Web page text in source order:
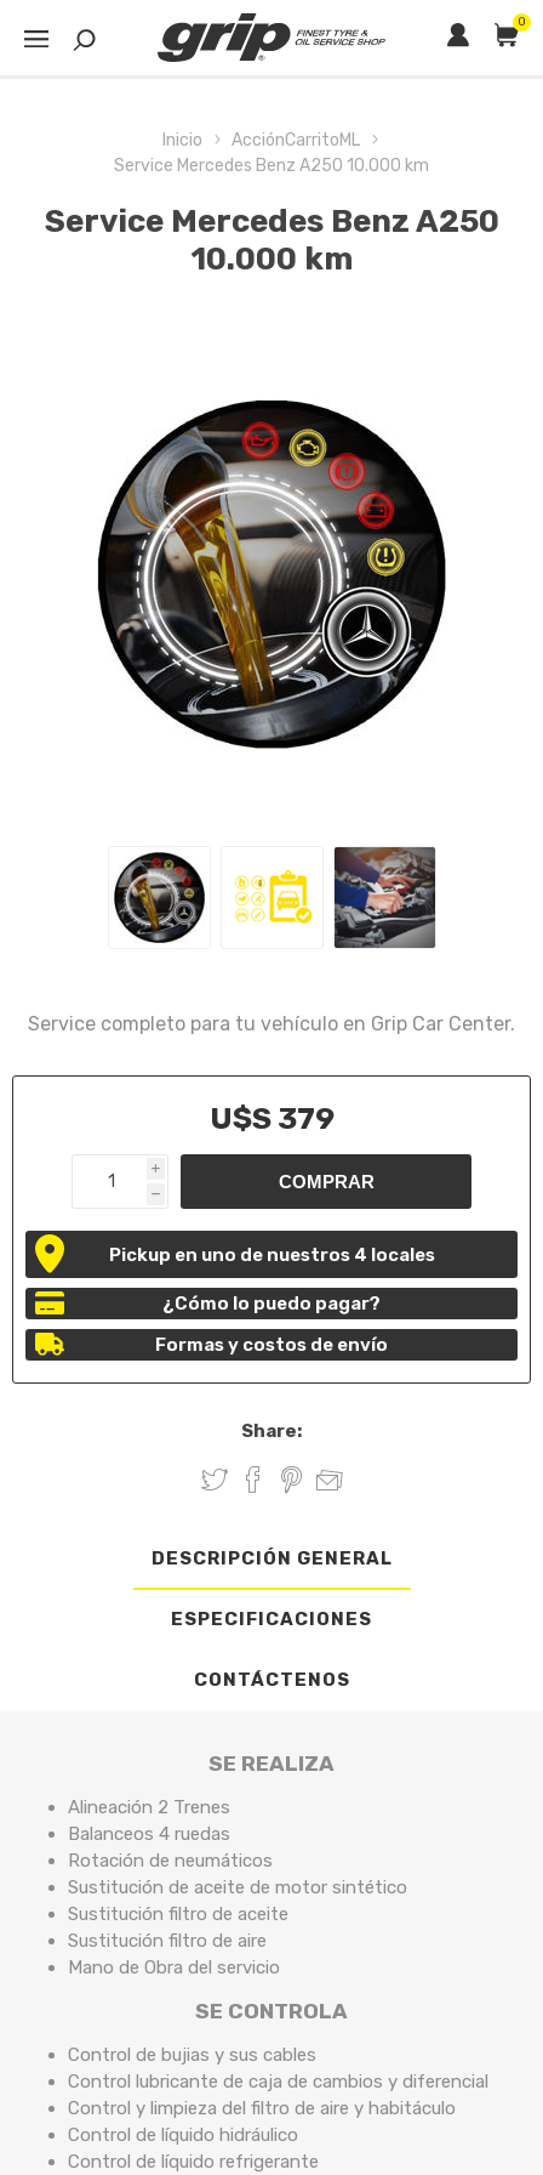
0
Inicio
AcciónCarritoML
Service Mercedes Benz A250 10.000 km
Service Mercedes Benz A250
10.000 km
Service completo para tu vehículo en Grip Car Center.
U$S 379
i
h
Pickup en uno de nuestros 4 locales
¿Cómo lo puedo pagar?
Formas y costos de envío
Share:
DESCRIPCIÓN GENERAL
ESPECIFICACIONES
CONTÁCTENOS
SE REALIZA
Alineación 2 Trenes
Balanceos 4 ruedas
Rotación de neumáticos
Sustitución de aceite de motor sintético
Sustitución filtro de aceite
Sustitución filtro de aire
Mano de Obra del servicio
SE CONTROLA
Control de bujias y sus cables
Control lubricante de caja de cambios y diferencial
Control y limpieza del filtro de aire y habitáculo
Control de líquido hidráulico
Control de líquido refrigerante